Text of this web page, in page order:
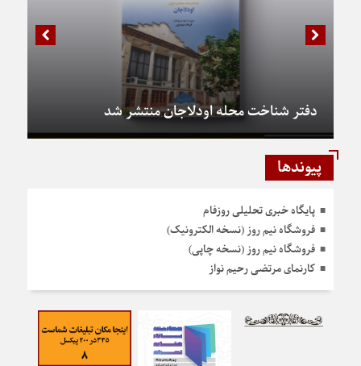
دفتر شناخت محله اودلاجان منتشر شد
پیوندها
پایگاه خبری تحلیلی روزفام
فروشگاه نیم روز (نسخه الکترونیک)
فروشگاه نیم روز (نسخه چاپی)
کارنمای مرتضی رحیم نواز